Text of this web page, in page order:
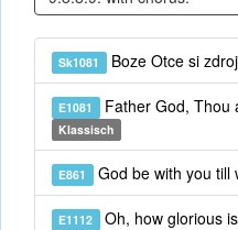
Sk1081 Boze Otce si
E1081 Father God, Thou
Klassisch
E861 God be with you till
E1112 Oh, how glorious